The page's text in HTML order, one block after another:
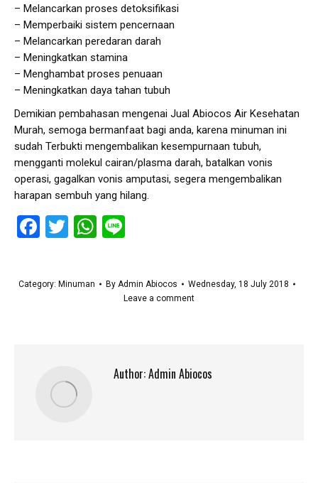
– Melancarkan proses detoksifikasi
– Memperbaiki sistem pencernaan
– Melancarkan peredaran darah
– Meningkatkan stamina
– Menghambat proses penuaan
– Meningkatkan daya tahan tubuh
Demikian pembahasan mengenai Jual Abiocos Air Kesehatan
Murah, semoga bermanfaat bagi anda, karena minuman ini
sudah Terbukti mengembalikan kesempurnaan tubuh,
mengganti molekul cairan/plasma darah, batalkan vonis
operasi, gagalkan vonis amputasi, segera mengembalikan
harapan sembuh yang hilang.
Facebook
TwitterWhatsApp
Category: Minuman By Admin Abiocos
Wednesday, 18 July 2018
Leave a comment
Author:Admin Abiocos